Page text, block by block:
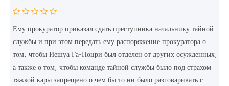
Ему прокуратор приказал сдать преступника начальнику тайной
службы и при этом передать ему распоряжение прокуратора о
том, чтобы Иешуа Га-Ноцри был отделен от других осужденных,
а также о том, чтобы команде тайной службы было под страхом
тяжкой кары запрещено о чем бы то ни было разговаривать с